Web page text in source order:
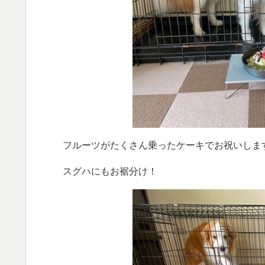
フルーツがたくさん乗ったケーキでお祝いしま
スグハにもお裾分け！